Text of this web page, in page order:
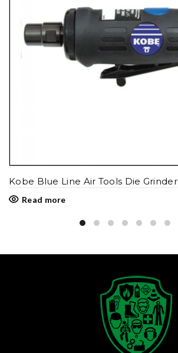
Kobe Blue Line Air Tools Die Grinder
Read more